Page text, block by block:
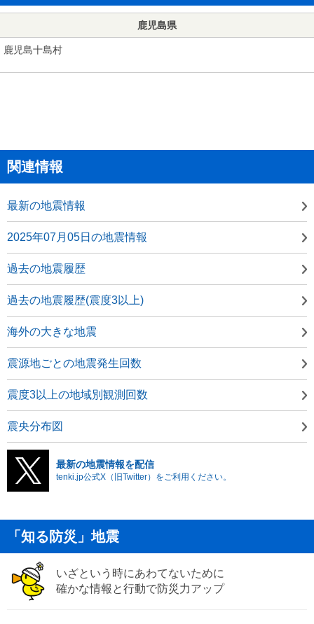
鹿児島県
鹿児島十島村
関連情報
最新の地震情報
2025年07月05日の地震情報
過去の地震履歴
過去の地震履歴(震度3以上)
海外の大きな地震
震源地ごとの地震発生回数
震度3以上の地域別観測回数
震央分布図
最新の地震情報を配信
tenki.jp公式X（旧Twitter）をご利用ください。
「知る防災」地震
いざという時にあわてないために
確かな情報と行動で防災力アップ